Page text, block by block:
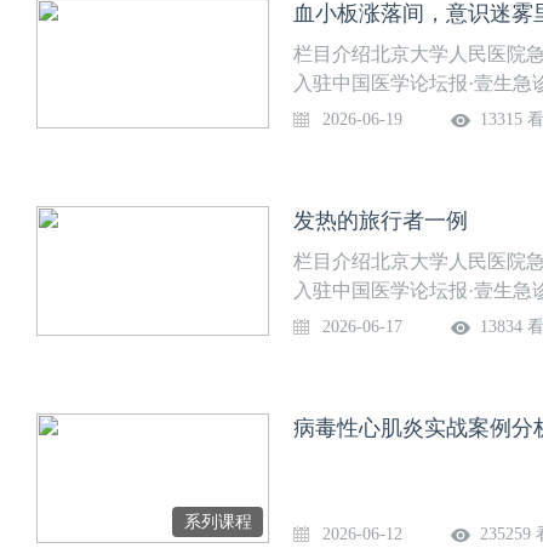
血小板涨落间，意识迷雾
栏目介绍北京大学人民医院
入驻中国医学论坛报·壹生
部免费开放，供临床同道交
2026-06-19 13315
发热的旅行者一例
栏目介绍北京大学人民医院
入驻中国医学论坛报·壹生
部免费开放，供临床同道交
2026-06-17 13834
系列课程
病毒性心肌炎实战案例分
2026-06-12 235259